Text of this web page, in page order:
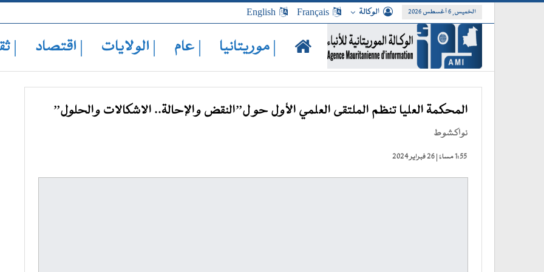
الخميس, 6 أغسطس 2026 الوكالة Français
English
| موريتانيا | عام | الولايات | اقتصاد |
المحكمة العليا تنظم الملتقى العلمي الأول حو ل”النقض والإحالة.. الاشكالات والحلول”
نواكشوط
1:55 مساءً | 26 فبراير 2024